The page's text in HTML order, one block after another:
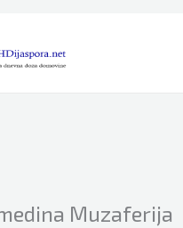
Muzaferija